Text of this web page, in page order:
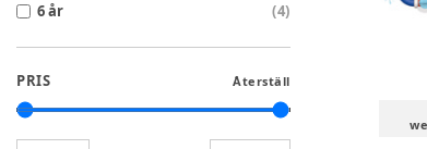
6 år
(4)
PRIS Återställ